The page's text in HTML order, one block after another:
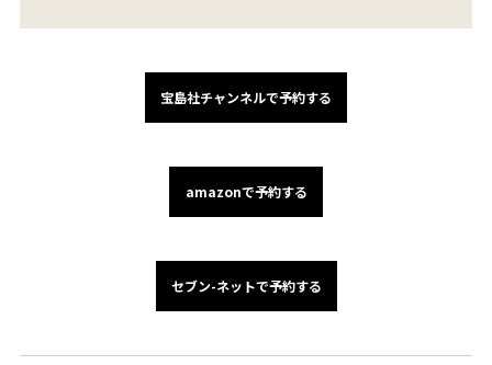
宝島社チャンネルで予約する
amazonで予約する
セブン-ネットで予約する